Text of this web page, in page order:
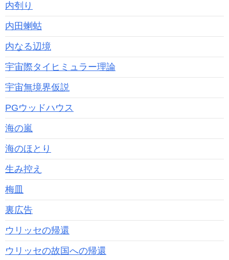
内刳り
内田蝲蛄
内なる辺境
宇宙際タイヒミュラー理論
宇宙無境界仮説
PGウッドハウス
海の嵐
海のほとり
生み控え
梅皿
裏広告
ウリッセの帰還
ウリッセの故国への帰還